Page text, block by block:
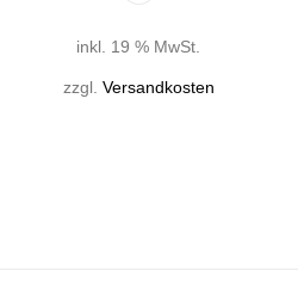
inkl. 19 % MwSt.
zzgl. Versandkosten